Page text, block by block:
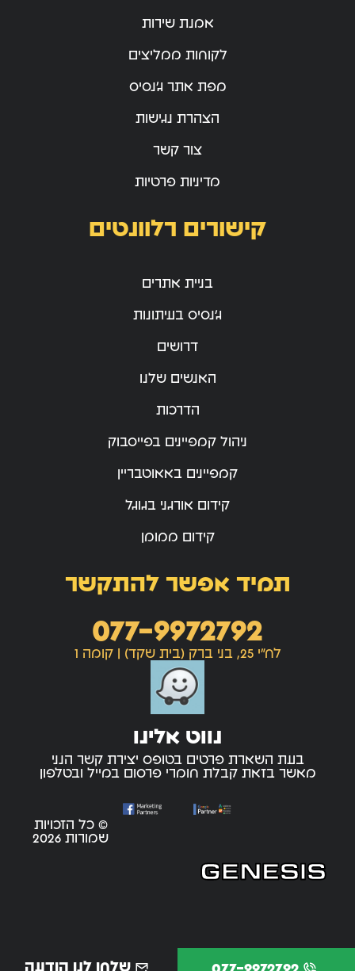
אמנת שירות
לקוחות ממליצים
מפת אתר ג’נסיס
הצהרת נגישות
צור קשר
מדיניות פרטיות
קישורים רלוונטים
בניית אתרים
ג’נסיס בעיתונות
דרושים
האנשים שלנו
הדרכות
ניהול קמפיינים בפייסבוק
קמפיינים באאוטבריין
קידום אורגני בגוגל
קידום ממומן
תמיד אפשר להתקשר
077-9972792
לח"י 25, בני ברק (בית שקד) | קומה 1
נווט אלינו
בעת השארת פרטים בטופס יצירת קשר הנני
מאשר בזאת קבלת חומרי פרסום במייל ובטלפון
© כל הזכויות
שמורות 2026
שלחו לנו הודעה